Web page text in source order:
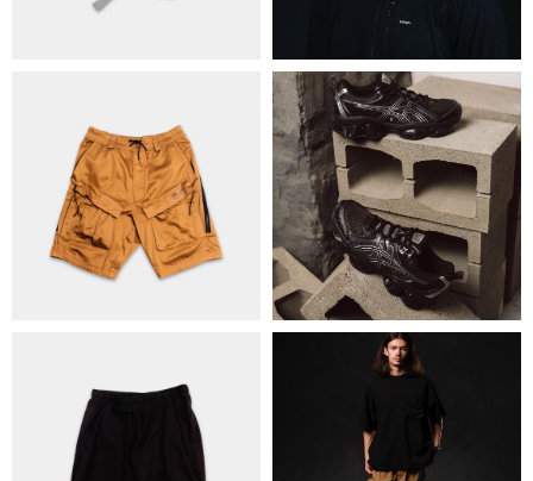
© Copyright All rights reserved
ОБМІН ТА ПОВЕРНЕННЯ
+38 063 502 60 83
КИЇВ, ВАЛЕРІЯ ЛОБАНОВСЬКОГО
УГОДА КОРИСТУВАЧА